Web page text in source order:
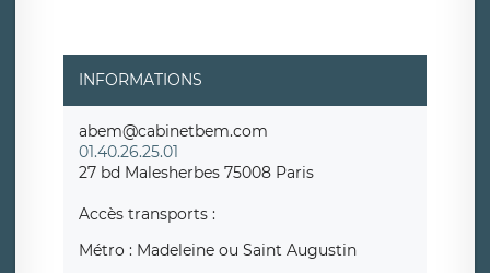
INFORMATIONS
abem@cabinetbem.com
01.40.26.25.01
27 bd Malesherbes 75008 Paris
Accès transports :
Métro : Madeleine ou Saint Augustin